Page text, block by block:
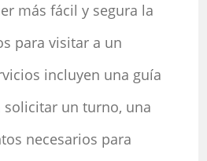
más fácil y segura la
para visitar a un
incluyen una guía
solicitar un turno, una
necesarios para